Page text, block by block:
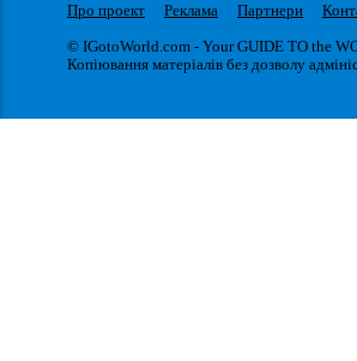
Про проект Реклама Партнери
© IGotoWorld.com - Your GUIDE TO the
Копіювання матеріалів без дозволу